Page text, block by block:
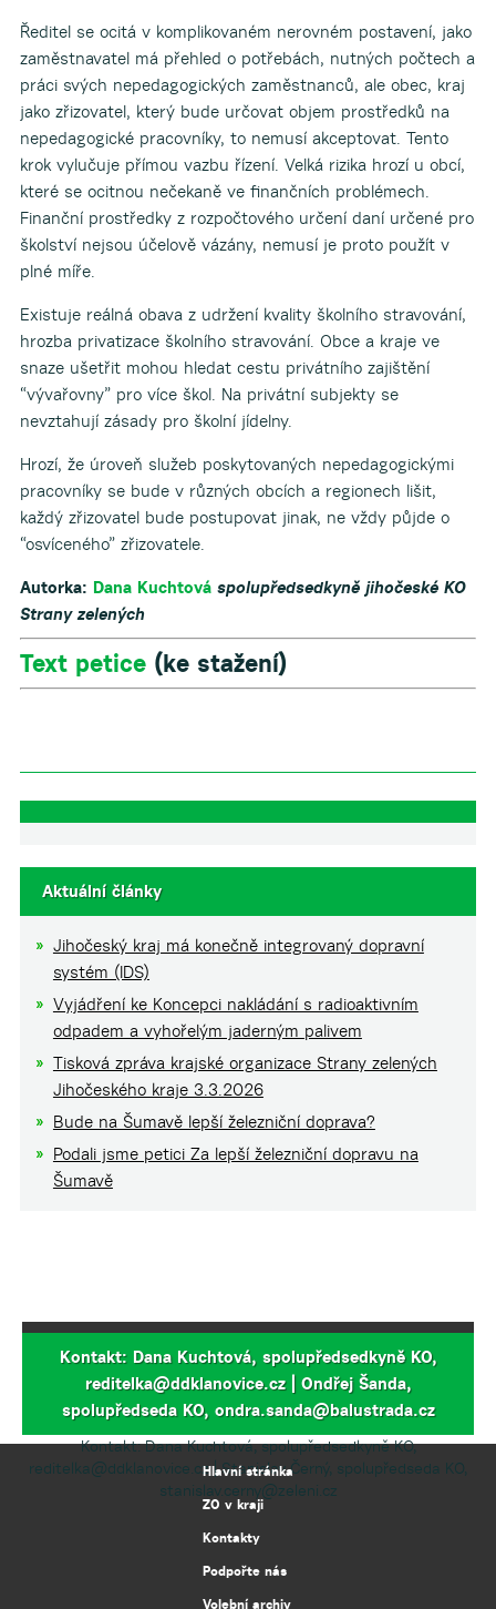
Ředitel se ocitá v komplikovaném nerovném postavení, jako
zaměstnavatel má přehled o potřebách, nutných počtech a
práci svých nepedagogických zaměstnanců, ale obec, kraj
jako zřizovatel, který bude určovat objem prostředků na
nepedagogické pracovníky, to nemusí akceptovat. Tento
krok vylučuje přímou vazbu řízení. Velká rizika hrozí u obcí,
které se ocitnou nečekaně ve finančních problémech.
Finanční prostředky z rozpočtového určení daní určené pro
školství nejsou účelově vázány, nemusí je proto použít v
plné míře.
Existuje reálná obava z udržení kvality školního stravování,
hrozba privatizace školního stravování. Obce a kraje ve
snaze ušetřit mohou hledat cestu privátního zajištění
“vývařovny” pro více škol. Na privátní subjekty se
nevztahují zásady pro školní jídelny.
Hrozí, že úroveň služeb poskytovaných nepedagogickými
pracovníky se bude v různých obcích a regionech lišit,
každý zřizovatel bude postupovat jinak, ne vždy půjde o
“osvíceného” zřizovatele.
Autorka: Dana Kuchtová spolupředsedkyně jihočeské KO
Strany zelených
Text petice(ke stažení)
Aktuální články
Jihočeský kraj má konečně integrovaný dopravní
systém (IDS)
Vyjádření ke Koncepci nakládání s radioaktivním
odpadem a vyhořelým jaderným palivem
Tisková zpráva krajské organizace Strany zelených
Jihočeského kraje 3.3.2026
Bude na Šumavě lepší železniční doprava?
Podali jsme petici Za lepší železniční dopravu na
Šumavě
Kontakt: Dana Kuchtová, spolupředsedkyně KO,
reditelka@ddklanovice.cz | Ondřej Šanda,
spolupředseda KO, ondra.sanda@balustrada.cz
Kontakt: Dana Kuchtová, spolupředsedkyně KO,
reditelka@ddklanovice.cz | Stanislav Černý, spolupředseda KO,
stanislav.cerny@zeleni.cz
Hlavní stránka
ZO v kraji
Kontakty
Podpořte nás
Volební archiv